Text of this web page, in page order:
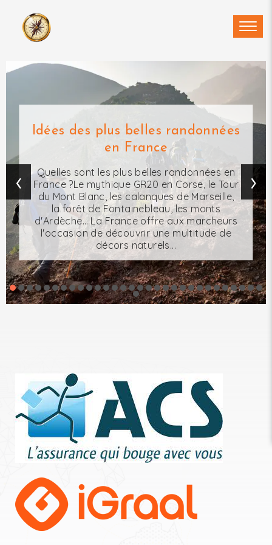
Idées des plus belles randonnées
en France
Quelles sont les plus belles randonnées en
France ?Le mythique GR20 en Corse, le Tour
du Mont Blanc, les calanques de Marseille,
la forêt de Fontainebleau, les monts
d'Ardèche… La France offre aux marcheurs
l'occasion de découvrir une multitude de
décors naturels...
‹ ›